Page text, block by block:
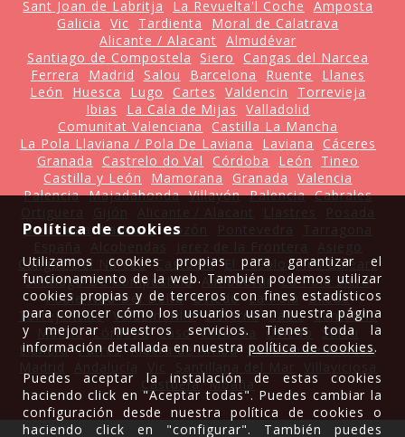
Sant Joan de Labritja
La Revuelta'l Coche
Amposta
Galicia
Vic Tardienta
Moral de Calatrava
Alicante / Alacant Almudévar
Santiago de Compostela
Siero
Cangas del Narcea
Ferrera
Madrid Salou Barcelona Ruente
Llanes
León
Huesca Lugo Cartes Valdencin
Torrevieja
Ibias
La Cala de Mijas
Valladolid
Comunitat Valenciana
Castilla La Mancha
La Pola Llaviana / Pola De Laviana
Laviana
Cáceres
Granada
Castrelo do Val Córdoba León
Tineo
Castilla y León
Mamorana Granada
Valencia
Palencia Majadahonda Villayón Palencia Cabrales
Barcelona
La Mata Gozón
Cangas Del Narcea Castuera El Pueblo
Illes Balears
Santiago De Compostela
Almudévar La Pola Siero
Poble Nou Del Delta Oviedo La Pola
Bilbao
Torrejoncillo
Valdemorillo Sisterna Cádiz Cantabria
Madrid Córdoba Caso Córdoba Oviedo
Salou
Llanera Parres Ribera de Arriba
Pozuelo de Alarcón
Castuera Moaña
Política de cookies
Utilizamos cookies propias para garantizar el
funcionamiento de la web. También podemos utilizar
cookies propias y de terceros con fines estadísticos
para conocer cómo los usuarios usan nuestra página
y mejorar nuestros servicios. Tienes toda la
información detallada en nuestrapolítica de cookies.
Puedes aceptar la instalación de estas cookies
haciendo click en "Aceptar todas". Puedes cambiar la
configuración desde nuestra política de cookies o
haciendo click en "configurar". También puedes